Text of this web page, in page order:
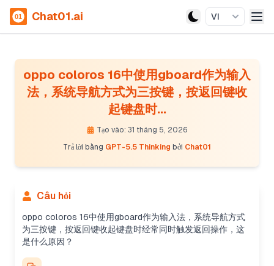
Chat01.ai VI
oppo coloros 16中使用gboard作为输入
法，系统导航方式为三按键，按返回键收
起键盘时...
Tạo vào: 31 tháng 5, 2026
Trả lời bằng GPT-5.5 Thinking bởi Chat01
Câu hỏi
oppo coloros 16中使用gboard作为输入法，系统导航方式
为三按键，按返回键收起键盘时经常同时触发返回操作，这
是什么原因？